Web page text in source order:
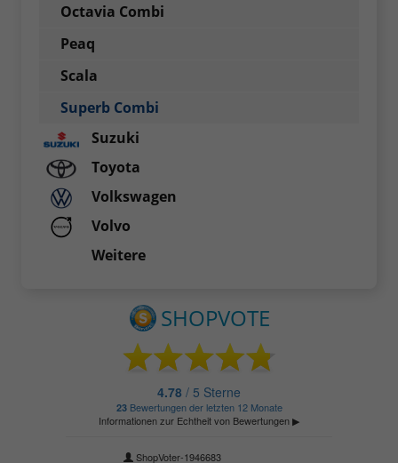
Octavia Combi
Peaq
Scala
Superb Combi
Suzuki
Toyota
Volkswagen
Volvo
Weitere